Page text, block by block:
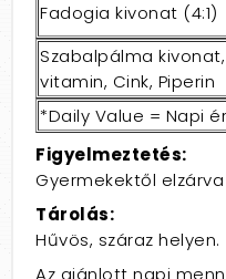
Fadogia kivonat (4:1)
Szabalpálma
vitamin, Cink, Piperin
*Daily Value = Napi
Figyelmeztetés:
Gyermekektől
Tárolás:
Hűvös, száraz helyen.
Az ajánlott napi